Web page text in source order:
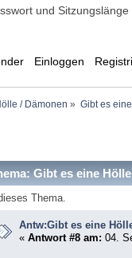
und Sitzungslänge
Einloggen
/ Dämonen » Gibt es
Gibt es eine
Thema.
Antw:Gibt es eine
«Antwort #8 am: 04.